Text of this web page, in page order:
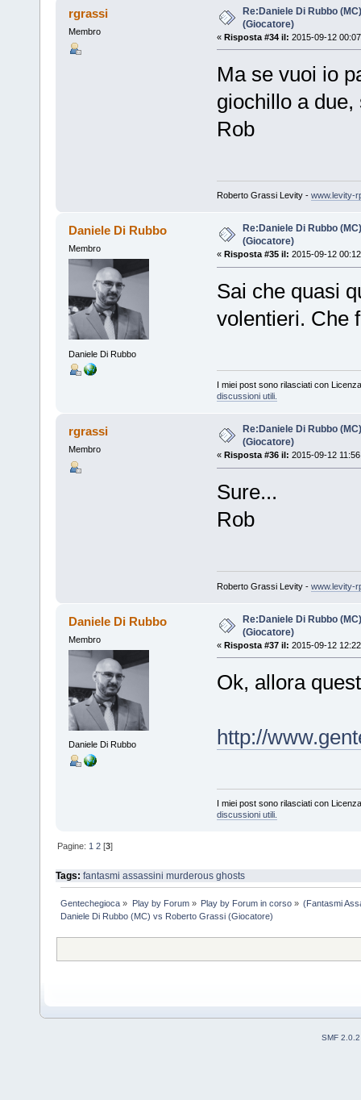
rgrassi
Membro
Re:Daniele Di Rubbo
(Giocatore)
« Risposta #34 il: 2015-09-12
Ma se vuoi io
giochillo a
Rob
Roberto Grassi Levity - www.levity-
Daniele Di Rubbo
Membro
Daniele Di Rubbo
Re:Daniele Di Rubbo
(Giocatore)
« Risposta #35 il: 2015-09-12
Sai che quasi
volentieri. Che
I miei post sono rilasciati con
discussioni utili.
rgrassi
Membro
Re:Daniele Di Rubbo
(Giocatore)
« Risposta #36 il: 2015-09-12
Sure...
Rob
Roberto Grassi Levity - www.levity-
Daniele Di Rubbo
Membro
Daniele Di Rubbo
Re:Daniele Di Rubbo
(Giocatore)
« Risposta #37 il: 2015-09-12
Ok, allora
http://
I miei post sono rilasciati con
discussioni utili.
Pagine: 1 2 [3]
Tags: fantasmi assassini murderous ghosts
Gentechegioca » Play by Forum» Play by Forum in corso» (Fantasmi
Daniele Di Rubbo (MC) vs Roberto Grassi (Giocatore)
SMF 2.0.2